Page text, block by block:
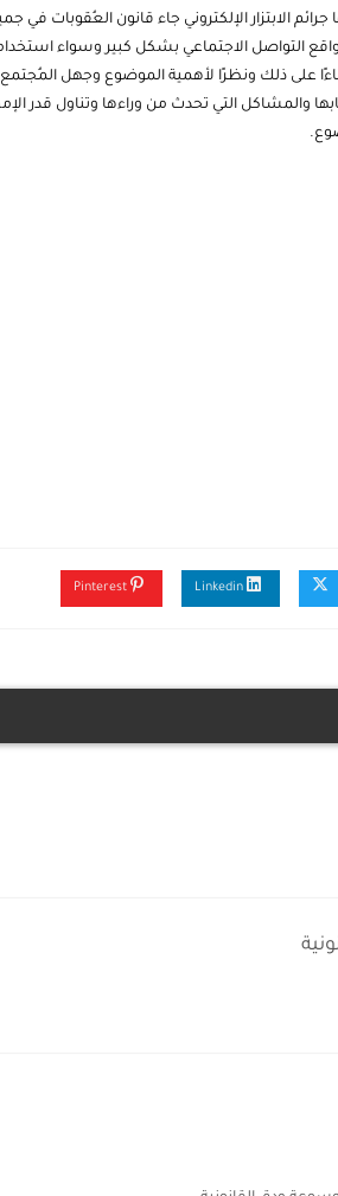
الابتزار الإلكتروني جاء قانون العُقوبات في
التواصل الاجتماعي بشكل كبير وسواء
على ذلك ونظرًا لأهمية الموضوع وجهل المُجتمع
أسبابها والمشاكل التي تحدث من وراءها وتناول